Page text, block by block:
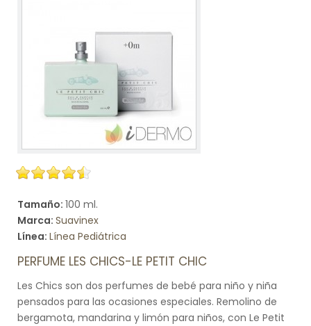
Tamaño: 100 ml.
Marca: Suavinex
Línea: Línea Pediátrica
PERFUME LES CHICS-LE PETIT CHIC
Les Chics son dos perfumes de bebé para niño y niña
pensados para las ocasiones especiales. Remolino de
bergamota, mandarina y limón para niños, con Le Petit